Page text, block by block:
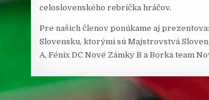
celoslovenského rebríčka hráčov.
Pre našich členov ponúkame aj
Slovensku, ktorými sú Majstrovstvá
A, Fénix DC Nové Zámky B a Borka team